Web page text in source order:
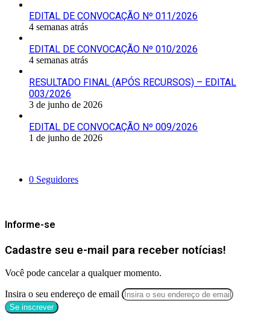
EDITAL DE CONVOCAÇÃO Nº 011/2026
4 semanas atrás
EDITAL DE CONVOCAÇÃO Nº 010/2026
4 semanas atrás
RESULTADO FINAL (APÓS RECURSOS) – EDITAL
003/2026
3 de junho de 2026
EDITAL DE CONVOCAÇÃO Nº 009/2026
1 de junho de 2026
0 Seguidores
Informe-se
Cadastre seu e-mail para receber notícias!
Você pode cancelar a qualquer momento.
Insira o seu endereço de email